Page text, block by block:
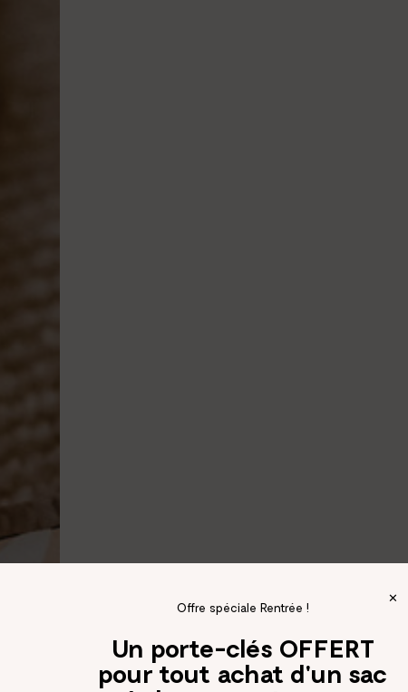
Offre spéciale Rentrée !
Un porte-clés OFFERT
pour tout achat d'un sac